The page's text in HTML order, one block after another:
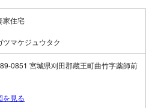
家住宅
ツマケジュウタク
0851 宮城県刈田郡蔵王町曲竹字薬師前
を見る